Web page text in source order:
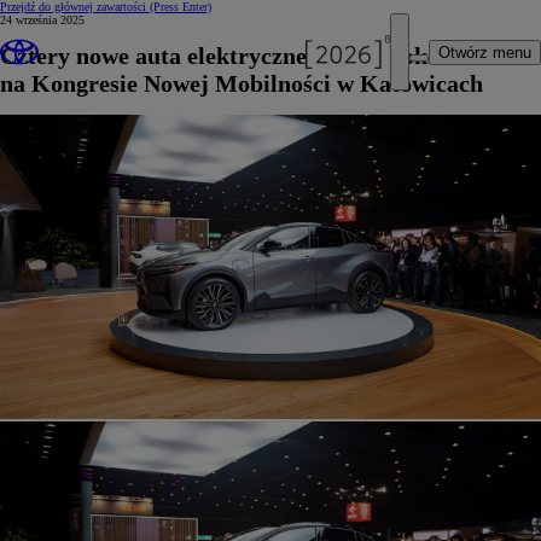
Przejdź do głównej zawartości (Press Enter)
Otwórz menu
24 września 2025
Cztery nowe auta elektryczne Toyoty pokazane
na Kongresie Nowej Mobilności w Katowicach